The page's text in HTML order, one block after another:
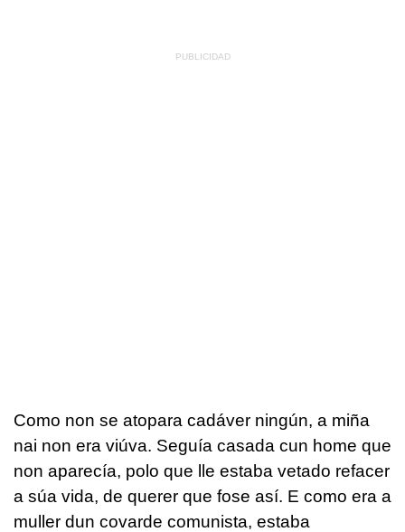
Como non se atopara cadáver ningún, a miña
nai non era viúva. Seguía casada cun home que
non aparecía, polo que lle estaba vetado refacer
a súa vida, de querer que fose así. E como era a
muller dun covarde comunista, estaba